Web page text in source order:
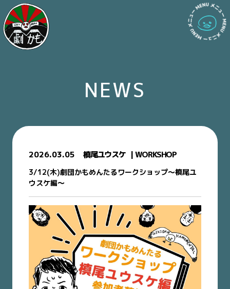
NEWS
2026.03.05 槙尾ユウスケ WORKSHOP
3/12(木)劇団かもめんたるワークショップ〜槙尾ユ
ウスケ編〜